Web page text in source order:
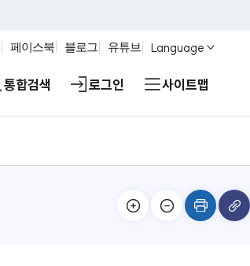
페이스북 블로그 유튜브 Language
통합검색 로그인 사이트맵